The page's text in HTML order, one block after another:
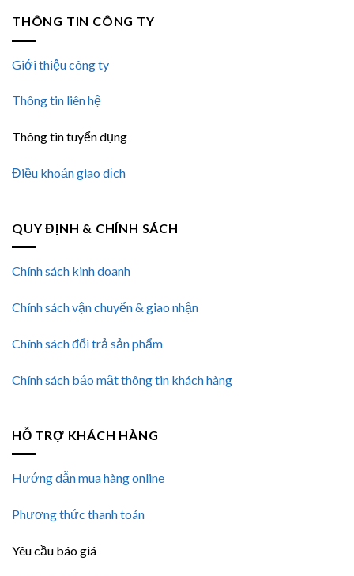
THÔNG TIN CÔNG TY
Giới thiệu công ty
Thông tin liên hệ
Thông tin tuyển dụng
Điều khoản giao dịch
QUY ĐỊNH & CHÍNH SÁCH
Chính sách kinh doanh
Chính sách vận chuyển & giao nhận
Chính sách đổi trả sản phẩm
Chính sách bảo mật thông tin khách hàng
HỖ TRỢ KHÁCH HÀNG
Hướng dẫn mua hàng online
Phương thức thanh toán
Yêu cầu báo giá